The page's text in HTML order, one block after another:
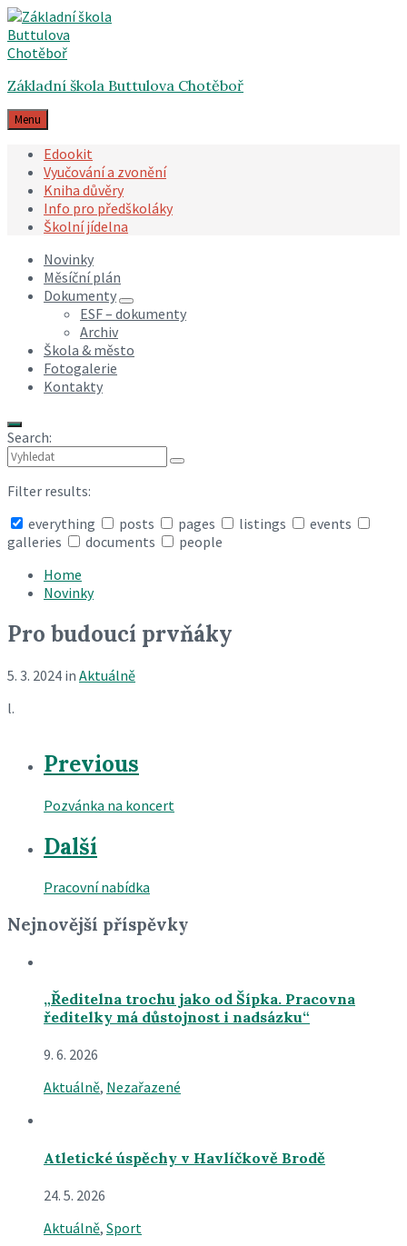
Skip
to
content
Skip
to
main
Skip
to
footer
Základní škola Buttulova Chotěboř
Menu
Edookit
Vyučování a zvonění
Kniha důvěry
Info pro předškoláky
Školní jídelna
Novinky
Měsíční plán
Dokumenty
ESF – dokumenty
Archiv
Škola & město
Fotogalerie
Kontakty
Search:
Filter results:
everything
posts pages listings
events
galleries
documents people
search
Home
Novinky
Pro budoucí prvňáky
5. 3. 2024 in Aktuálně
l.
Previous
Pozvánka na koncert
Další
Pracovní nabídka
Nejnovější příspěvky
„Ředitelna trochu jako od Šípka. Pracovna
ředitelky má důstojnost i nadsázku“
9. 6. 2026
Aktuálně, Nezařazené
Atletické úspěchy v Havlíčkově Brodě
24. 5. 2026
Aktuálně, Sport